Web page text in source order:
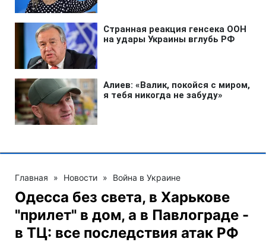
Главная » Новости » Война в Украине
Одесса без света, в Харькове
"прилет" в дом, а в Павлограде -
в ТЦ: все последствия атак РФ